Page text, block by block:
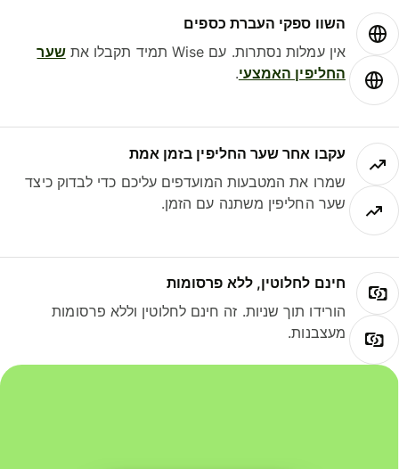
השוו ספקי העברת כספים
אין עמלות נסתרות. עם Wise תמיד תקבלו את
שער
החליפין האמצעי.
עקבו אחר שער החליפין בזמן אמת
שמרו את המטבעות המועדפים עליכם כדי לבדוק כיצד
שער החליפין משתנה עם הזמן.
חינם לחלוטין, ללא פרסומות
הורידו תוך שניות. זה חינם לחלוטין וללא פרסומות
מעצבנות.